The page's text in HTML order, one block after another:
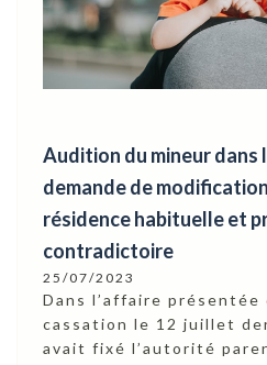
Audition du mineur dans
demande de
résidence habituelle et
contradictoire
25/07/2023
Dans l’affaire présentée
cassation le 12 juillet
avait fixé l’autorité